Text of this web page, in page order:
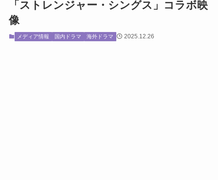
「ストレンジャー・シングス」コラボ映
像
メディア情報 国内ドラマ 海外ドラマ 2025.12.26